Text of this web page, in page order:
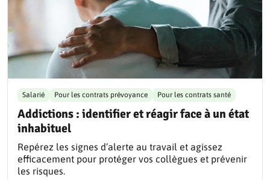
Addictions : identifier et réagir face à un état
inhabituel
Salarié Pour les contrats prévoyance Pour les contrats santé
Repérez les signes d’alerte au travail et agissez
efficacement pour protéger vos collègues et prévenir
les risques.